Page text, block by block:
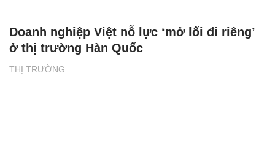
THỊ TRƯỜNG
Doanh nghiệp Việt nỗ lực ‘mở lối đi riêng’
ở thị trường Hàn Quốc